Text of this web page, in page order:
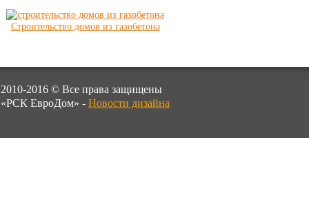
Строительство домов из газобетона
2010-2016 © Все права защищены
«РСК ЕвроДом» - Новости дизайна